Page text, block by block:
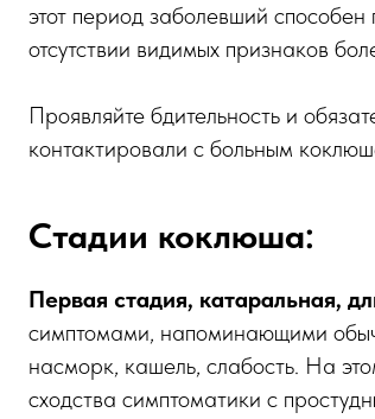
этот период заболевший
отсутствии видимых признаков
Проявляйте бдительность и
контактировали с больным
Стадии коклюша:
Первая стадия, катаральная,
симптомами, напоминающими
насморк, кашель, слабость. На
сходства симптоматики с